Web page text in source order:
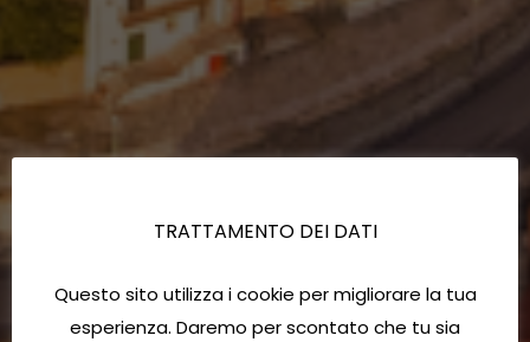
TRATTAMENTO DEI DATI
Questo sito utilizza i cookie per migliorare la tua
esperienza. Daremo per scontato che tu sia